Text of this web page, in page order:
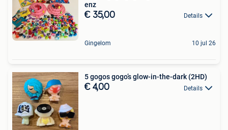
enz
€ 35,00 Details
Gingelom 10 jul 26
5 gogos gogo’s glow-in-the-dark (2HD)
€ 4,00 Details